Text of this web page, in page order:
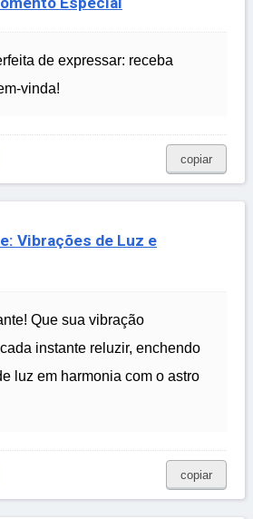
de expressar: receba
vinda!
copiar
Vibrações de Luz e
Que sua vibração
instante reluzir, enchendo
luz em harmonia com o astro
copiar